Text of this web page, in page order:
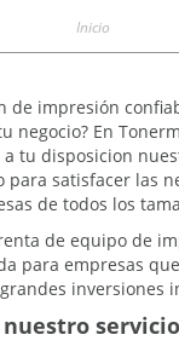
Inicio
de impresión
negocio? En
tu disposicion
para satisfacer las
de todos los
de equipo de
para empresas
inversiones